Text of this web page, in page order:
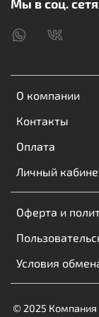
Материал
BOROFONE
устройств.
О компании
Контакты
Оплата
Личный
Оферта и
Условия
Мы в соц.
© 2025